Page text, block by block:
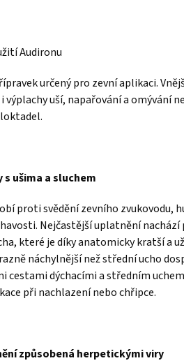
Audironu
určený pro zevní aplikaci.
výplachy uší, napařování a omývání
s ušima a sluchem
proti svědění zevního zvukovodu,
Nejčastější uplatnění nachází
které je díky anatomicky kratší a
náchylnější než střední ucho
cestami dýchacími a středním
při nachlazení nebo chřipce.
způsobená herpetickými viry